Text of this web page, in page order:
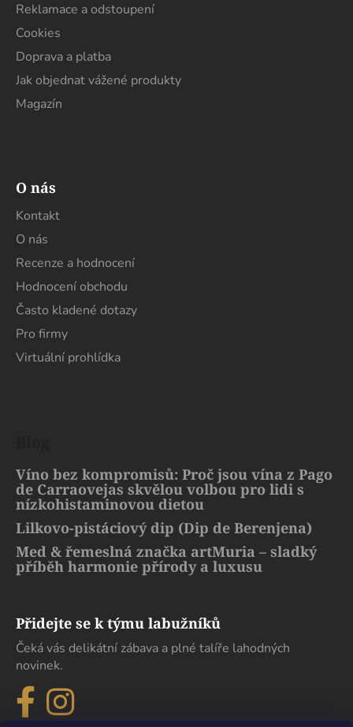
Reklamace a odstoupení
Cookies
Doprava a platba
Jak objednat vážené produkty
Magazín
O nás
Kontakt
O nás
Recenze a hodnocení
Hodnocení obchodu
Často kladené dotazy
Pro firmy
Virtuální prohlídka
Víno bez kompromisů: Proč jsou vína z Pago
de Carraovejas skvělou volbou pro lidi s
nízkohistaminovou dietou
Lilkovo-pistáciový dip (Dip de Berenjena)
Med & řemeslná značka artMuria – sladký
příběh harmonie přírody a luxusu
Přidejte se k týmu labužníků
Čeká vás delikátní zábava a plné talíře lahodných
novinek.